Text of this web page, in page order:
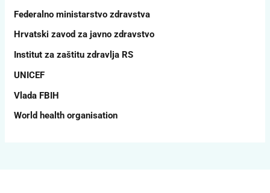
Federalno ministarstvo zdravstva
Hrvatski zavod za javno zdravstvo
Institut za zaštitu zdravlja RS
UNICEF
Vlada FBIH
World health organisation